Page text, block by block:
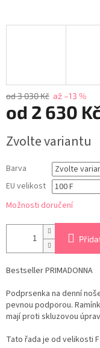
od 3 030 Kč až –13 %
od 2 630
cena:
Zvolte variantu
Barva
EU velikost
Možnosti doručení
Bestseller PRIMADONNA
Podprsenka na denní
pevnou podporou.
mají proti skluzovou
Tato řada je od velikosti